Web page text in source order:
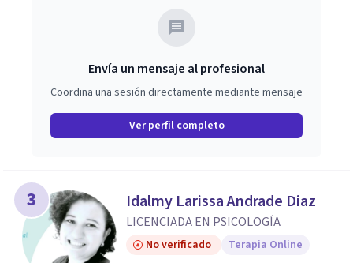
Envía un mensaje al profesional
Coordina una sesión directamente mediante mensaje
Ver perfil completo
3 Idalmy Larissa Andrade Diaz
LICENCIADA EN PSICOLOGÍA
No verificado Terapia Online